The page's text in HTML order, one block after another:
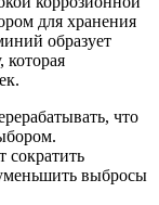
для хранения
образует
что
сократить
выбросы